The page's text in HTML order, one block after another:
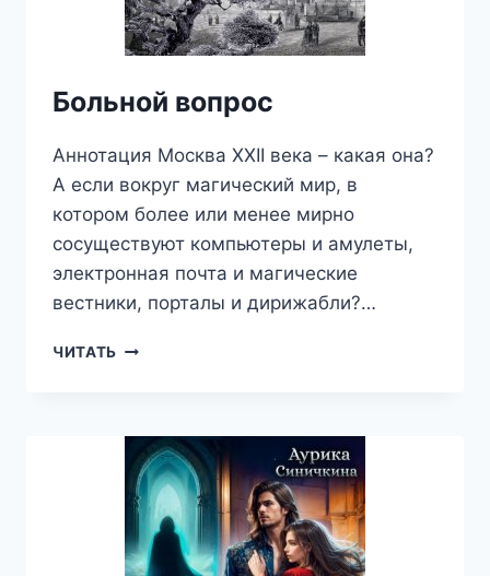
Больной вопрос
Аннотация Москва XXII века – какая она?
А если вокруг магический мир, в
котором более или менее мирно
сосуществуют компьютеры и амулеты,
электронная почта и магические
вестники, порталы и дирижабли?…
ЧИТАТЬ БОЛЬНОЙ